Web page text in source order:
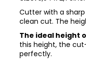
Cutter with a
clean cut. The
The ideal height
this height, the
perfectly.